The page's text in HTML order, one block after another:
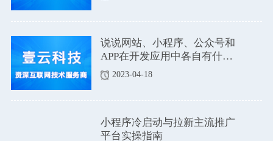
说说网站、小程序、公众号和
APP在开发应用中各自有什么
优点和缺点吗？
2023-04-18
小程序冷启动与拉新主流推广
平台实操指南